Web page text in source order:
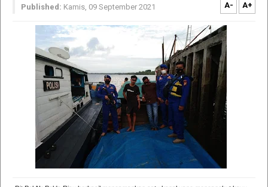
Published: Kamis, 09 September 2021 A- A+